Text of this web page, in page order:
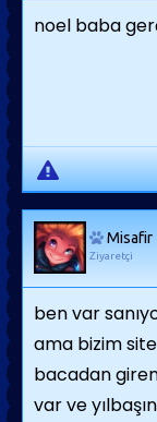
noel baba
Misafir
Ziyaretçi
ben var
ama bizim
bacadan
var ve